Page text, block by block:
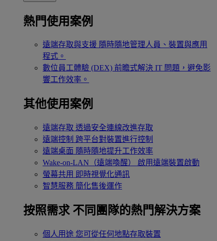
熱門使用案例
遠端存取與支援 隨時隨地管理人員、裝置與應用
程式。
數位員工體驗 (DEX) 前瞻式解決 IT 問題，避免影
響工作效率。
其他使用案例
遠端存取 透過安全連線改進存取
遠端控制 跨平台對裝置進行控制
遠端桌面 隨時隨地提升工作效率
Wake-on-LAN（遠端喚醒）
啟用遠端裝置啟動
螢幕共用 即時視覺化通訊
智慧服務 簡化售後運作
按照需求 不同團隊的熱門解決方案
個人用途 您可從任何地點存取裝置